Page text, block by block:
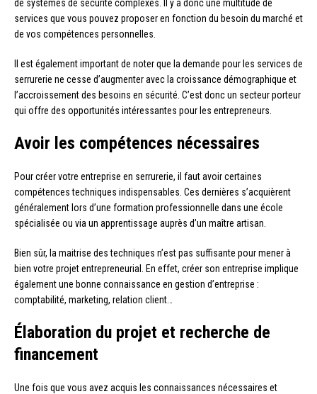
de systèmes de sécurité complexes. Il y a donc une multitude de
services que vous pouvez proposer en fonction du besoin du marché et
de vos compétences personnelles.
Il est également important de noter que la demande pour les services de
serrurerie ne cesse d’augmenter avec la croissance démographique et
l’accroissement des besoins en sécurité. C’est donc un secteur porteur
qui offre des opportunités intéressantes pour les entrepreneurs.
Avoir les compétences nécessaires
Pour créer votre entreprise en serrurerie, il faut avoir certaines
compétences techniques indispensables. Ces dernières s’acquièrent
généralement lors d’une formation professionnelle dans une école
spécialisée ou via un apprentissage auprès d’un maître artisan.
Bien sûr, la maitrise des techniques n’est pas suffisante pour mener à
bien votre projet entrepreneurial. En effet, créer son entreprise implique
également une bonne connaissance en gestion d’entreprise :
comptabilité, marketing, relation client…
Élaboration du projet et recherche de
financement
Une fois que vous avez acquis les connaissances nécessaires et